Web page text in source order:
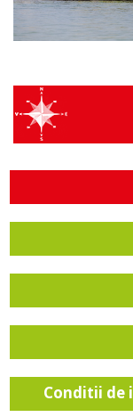
Conditii de